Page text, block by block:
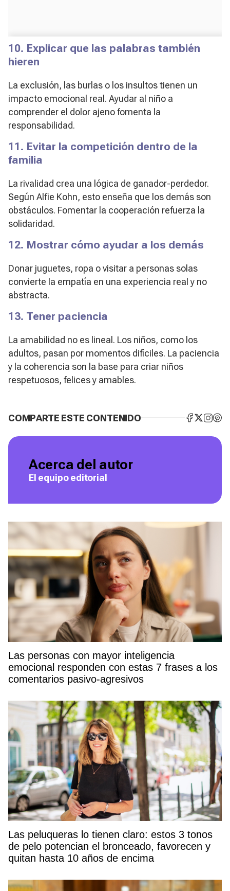
10. Explicar que las palabras también
hieren
La exclusión, las burlas o los insultos tienen un
impacto emocional real. Ayudar al niño a
comprender el dolor ajeno fomenta la
responsabilidad.
11. Evitar la competición dentro de la
familia
La rivalidad crea una lógica de ganador-perdedor.
Según Alfie Kohn, esto enseña que los demás son
obstáculos. Fomentar la cooperación refuerza la
solidaridad.
12. Mostrar cómo ayudar a los demás
Donar juguetes, ropa o visitar a personas solas
convierte la empatía en una experiencia real y no
abstracta.
13. Tener paciencia
La amabilidad no es lineal. Los niños, como los
adultos, pasan por momentos difíciles. La paciencia
y la coherencia son la base para criar niños
respetuosos, felices y amables.
COMPARTE ESTE CONTENIDO
Acerca del autor
El equipo editorial
Las personas con mayor inteligencia
emocional responden con estas 7 frases a los
comentarios pasivo-agresivos
Las peluqueras lo tienen claro: estos 3 tonos
de pelo potencian el bronceado, favorecen y
quitan hasta 10 años de encima